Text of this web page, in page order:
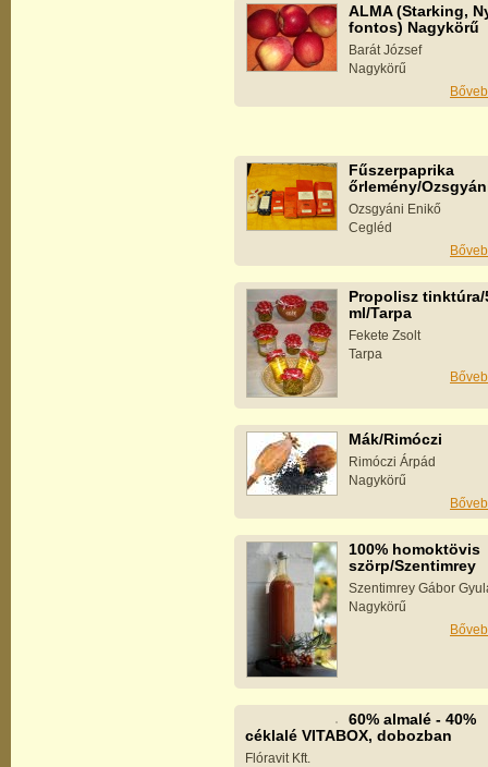
ALMA (Starking,
fontos) Nagykörű
Barát József
Nagykörű
Fűszerpaprika
őrlemény/
Ozsgyáni Enikő
Cegléd
Propolisz tinktúra/
ml/Tarpa
Fekete Zsolt
Tarpa
Mák/Rimóczi
Rimóczi Árpád
Nagykörű
100% homoktövis
szörp/Szentimrey
Szentimrey Gábor
Nagykörű
60% almalé - 40%
céklalé VITABOX, dobozban
Flóravit Kft.